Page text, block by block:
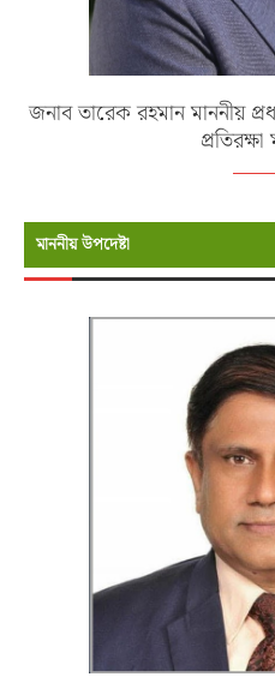
জনাব তারেক রহমান মাননীয়
প্রতিরক্ষা
মাননীয় উপদেষ্টা